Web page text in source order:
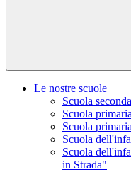
Le nostre scuole
Scuola
Scuola
Scuola
Scuola
Scuola
in Strada"